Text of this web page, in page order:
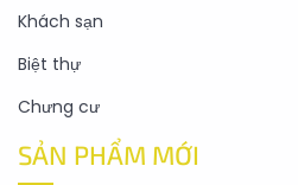
Khách sạn
Biệt thự
Chưng cư
SẢN PHẨM MỚI